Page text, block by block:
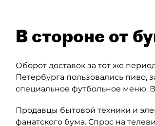
В стороне от
Оборот доставок за тот же
Петербурга пользовались пиво,
специальное футбольное меню.
Продавцы бытовой техники и
фанатского бума. Спрос на